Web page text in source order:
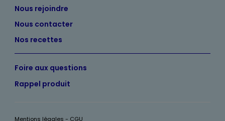
Nous rejoindre
Nous contacter
Nos recettes
Foire aux questions
Rappel produit
Mentions légales - CGU